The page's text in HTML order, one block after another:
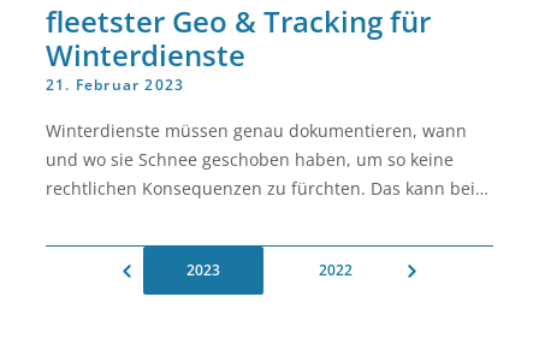
fleetster Geo & Tracking für
Winterdienste
21. Februar 2023
Winterdienste müssen genau dokumentieren, wann
und wo sie Schnee geschoben haben, um so keine
rechtlichen Konsequenzen zu fürchten. Das kann bei
unnötige Zeit in Anspruch nehmen. fleetster
unterstützt Winterdienste mit einer einfachen und
2023 2022